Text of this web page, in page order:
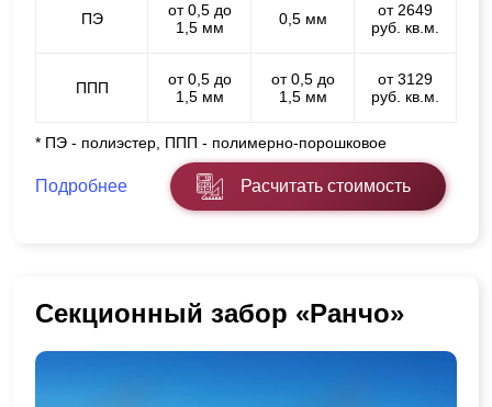
ПЭ
от 0,5 до
1,5 мм
0,5 мм
от 2649
руб. кв.м.
ППП
от 0,5 до
1,5 мм
от 0,5 до
1,5 мм
от 3129
руб. кв.м.
* ПЭ - полиэстер, ППП - полимерно-порошковое
Подробнее Расчитать стоимость
Секционный забор «Ранчо»